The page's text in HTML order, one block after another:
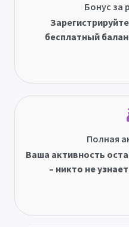
Бонус за
бесплатный
Полная
Ваша активность
– никто не